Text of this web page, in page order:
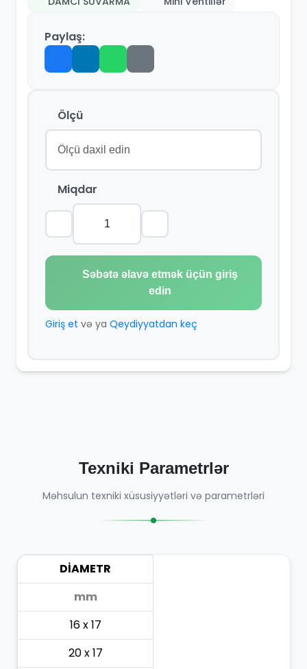
Paylaş:
Ölçü
Miqdar
Səbətə əlavə etmək üçün giriş
edin
Giriş et və ya Qeydiyyatdan keç
Texniki Parametrlər
Məhsulun texniki xüsusiyyətləri və parametrləri
DİAMETR
mm
16 x 17
20 x 17